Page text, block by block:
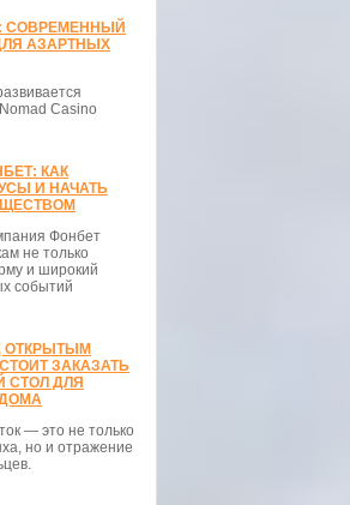
СОВРЕМЕННЫЙ
АЗАРТНЫХ
Casino
КАК
И НАЧАТЬ
Фонбет
не только
и широкий
событий
ОТКРЫТЫМ
ЗАКАЗАТЬ
ДЛЯ
— это не только
но и отражение